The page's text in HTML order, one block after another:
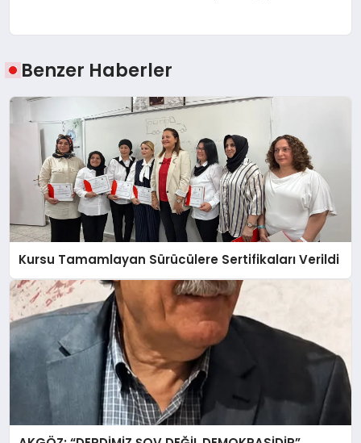
Benzer Haberler
Kursu Tamamlayan Sürücülere Sertifikaları Verildi